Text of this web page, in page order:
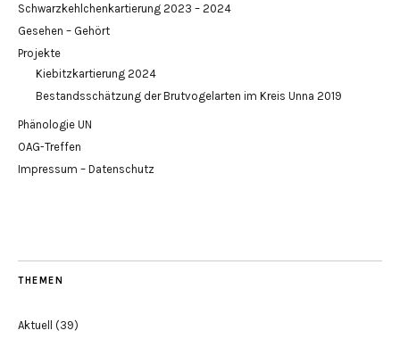
Schwarzkehlchenkartierung 2023 – 2024
Gesehen – Gehört
Projekte
Kiebitzkartierung 2024
Bestandsschätzung der Brutvogelarten im Kreis Unna 2019
Phänologie UN
OAG-Treffen
Impressum – Datenschutz
THEMEN
Aktuell (39)